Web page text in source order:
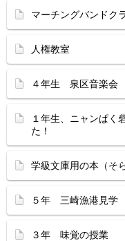
マーチングバンドク
人権教室
４年生 泉区音楽会
１年生、ニャンぱく
た！
学級文庫用の本（そ
５年 三崎漁港見学
３年 味覚の授業